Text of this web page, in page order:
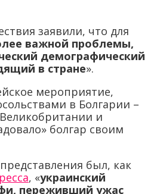
заявили, что для
важной проблемы,
демографический
в стране».
мероприятие,
в Болгарии –
и
болгар своим
был, как
, «украинский
переживший ужас